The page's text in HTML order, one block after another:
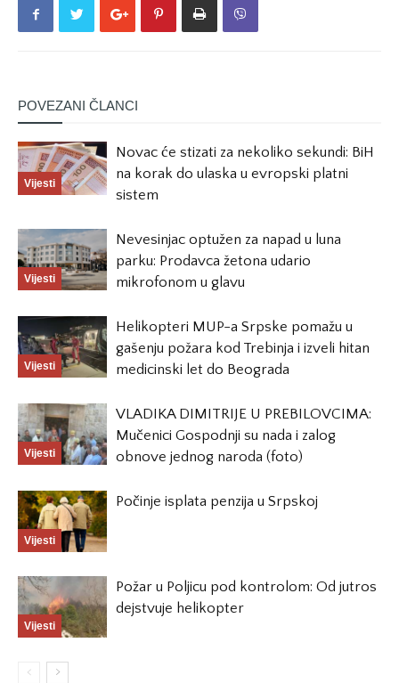
POVEZANI ČLANCI
Vijesti
Novac će stizati za nekoliko sekundi: BiH
na korak do ulaska u evropski platni
sistem
Vijesti
Nevesinjac optužen za napad u luna
parku: Prodavca žetona udario
mikrofonom u glavu
Vijesti
Helikopteri MUP-a Srpske pomažu u
gašenju požara kod Trebinja i izveli hitan
medicinski let do Beograda
Vijesti
VLADIKA DIMITRIJE U PREBILOVCIMA:
Mučenici Gospodnji su nada i zalog
obnove jednog naroda (foto)
Vijesti
Počinje isplata penzija u Srpskoj
Vijesti
Požar u Poljicu pod kontrolom: Od jutros
dejstvuje helikopter